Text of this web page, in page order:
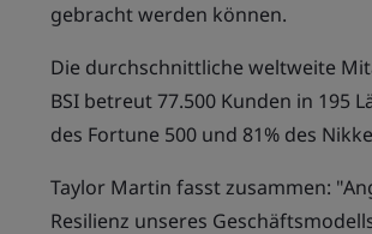
gebracht werden können.
Die durchschnittliche weltweite
BSI betreut 77.500 Kunden in 195
des Fortune 500 und 81% des
Taylor Martin fasst zusammen:
Resilienz unseres